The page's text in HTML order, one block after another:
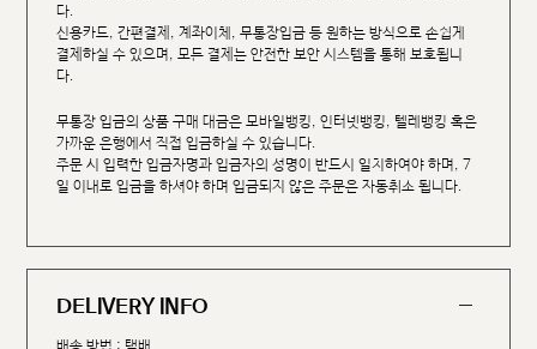
다.
신용카드, 간편결제, 계좌이체, 무통장입금 등 원하는 방식으로 손쉽게
결제하실 수 있으며, 모든 결제는 안전한 보안 시스템을 통해 보호됩니
다.
무통장 입금의 상품 구매 대금은 모바일뱅킹, 인터넷뱅킹, 텔레뱅킹 혹은
가까운 은행에서 직접 입금하실 수 있습니다.
주문 시 입력한 입금자명과 입금자의 성명이 반드시 일치하여야 하며, 7
일 이내로 입금을 하셔야 하며 입금되지 않은 주문은 자동취소 됩니다.
DELIVERY INFO